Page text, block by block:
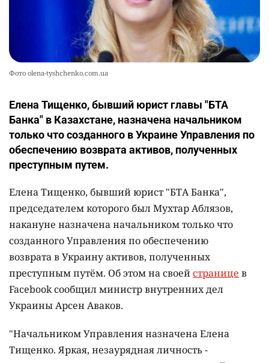
Фото olena-tyshchenko.com.ua
Елена Тищенко, бывший юрист главы "БТА
Банка" в Казахстане, назначена начальником
только что созданного в Украине Управления по
обеспечению возврата активов, полученных
преступным путем.
Елена Тищенко, бывший юрист "БТА Банка",
председателем которого был Мухтар Аблязов,
накануне назначена начальником только что
созданного Управления по обеспечению
возврата в Украину активов, полученных
преступным путём. Об этом на своейстранице в
Facebook сообщил министр внутренних дел
Украины Арсен Аваков.
"Начальником Управления назначена Елена
Тищенко. Яркая, незаурядная личность -